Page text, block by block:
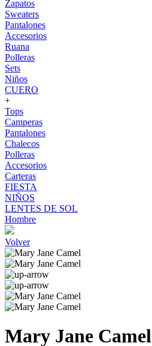
Zapatos
Sweaters
Pantalones
Accesorios
Ruana
Polleras
Sets
Niños
CUERO
+
Tops
Camperas
Pantalones
Chalecos
Polleras
Accesorios
Carteras
FIESTA
NIÑOS
LENTES DE SOL
Hombre
Volver
Mary Jane Camel